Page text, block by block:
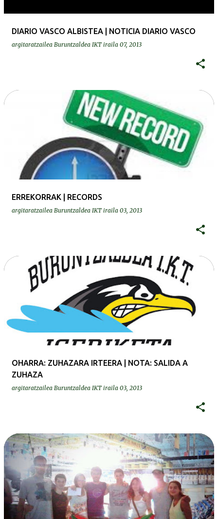
DIARIO VASCO ALBISTEA | NOTICIA DIARIO VASCO
argitaratzailea Buruntzaldea IKT iraila 07, 2013
ERREKORRAK | RECORDS
argitaratzailea Buruntzaldea IKT iraila 03, 2013
OHARRA: ZUHAZARA IRTEERA | NOTA: SALIDA A
ZUHAZA
argitaratzailea Buruntzaldea IKT iraila 03, 2013